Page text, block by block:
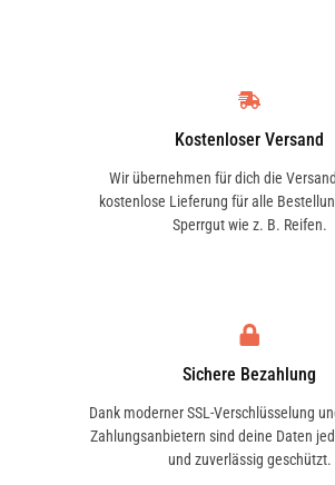
Kostenloser Versand
Wir übernehmen für dich die
kostenlose Lieferung für alle
Sperrgut wie z. B. Reifen.
Sichere Bezahlung
Dank moderner SSL-Verschlüsselung
Zahlungsanbietern sind deine Daten
und zuverlässig geschützt.